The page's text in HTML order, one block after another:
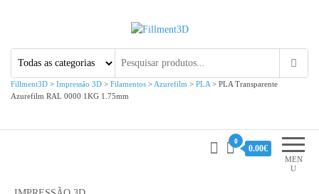
Fillment3D
Fillment3D > Impressão 3D > Filamentos > Azurefilm > PLA > PLA Transparente
Azurefilm RAL 0000 1KG 1.75mm
MEN
U
0
0.00€